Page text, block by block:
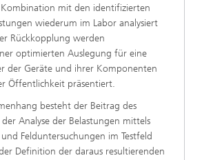
mit den identifizierten
wiederum im Labor analysiert
Rückkopplung werden
optimierten Auslegung für eine
der Geräte und ihrer Komponenten
Öffentlichkeit präsentiert.
besteht der Beitrag des
Analyse der Belastungen mittels
Felduntersuchungen im Testfeld
Definition der daraus resultierenden